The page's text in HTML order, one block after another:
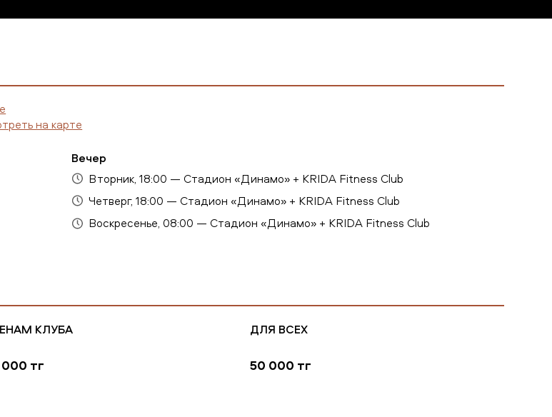
на карте
Вечер
Вторник, 18:00 — Стадион «Динамо» + KRIDA Fitness Club
Четверг, 18:00 — Стадион «Динамо» + KRIDA Fitness Club
Воскресенье, 08:00 — Стадион «Динамо» + KRIDA Fitness Club
КЛУБА
тг
ДЛЯ ВСЕХ
50 000 тг